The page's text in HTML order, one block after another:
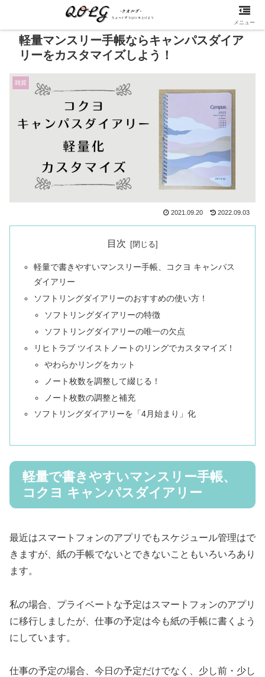
軽量マンスリー手帳ならキャンパスダイア
リーをカスタマイズしよう！
雑貨
2021.09.20 2022.09.03
目次
軽量で書きやすいマンスリー手帳、コクヨ キャンパス
ダイアリー
ソフトリングダイアリーのおすすめの使い方！
ソフトリングダイアリーの特徴
ソフトリングダイアリーの唯一の欠点
リヒトラブ ツイストノートのリングでカスタマイズ！
やわらかリングをカット
ノート枚数を調整して綴じる！
ノート枚数の調整と補充
ソフトリングダイアリーを「4月始まり」化
軽量で書きやすいマンスリー手帳、
コクヨ キャンパスダイアリー
最近はスマートフォンのアプリでもスケジュール管理はで
きますが、紙の手帳でないとできないこともいろいろあり
ます。
私の場合、プライベートな予定はスマートフォンのアプリ
に移行しましたが、仕事の予定は今も紙の手帳に書くよう
にしています。
仕事の予定の場合、今日の予定だけでなく、少し前・少し
メニュー